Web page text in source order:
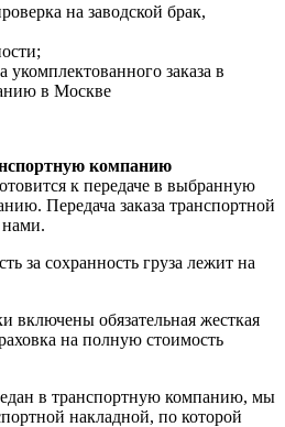
на заводской брак,
укомплектованного заказа в
в Москве
компанию
к передаче в выбранную
Передача заказа транспортной
нами.
за сохранность груза лежит на
включены обязательная жесткая
на полную стоимость
в транспортную компанию, мы
накладной, по которой